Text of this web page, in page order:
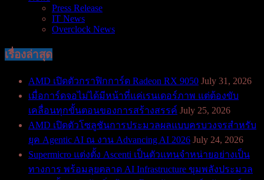
Press Release
IT News
Overclock News
เรื่องล่าสุด
AMD เปิดตัวกราฟิกการ์ด Radeon RX 9050 July 31, 2026
เมื่อการ์ดจอไม่ได้มีหน้าที่แค่เรนเดอร์ภาพ แต่ต้องขับ
เคลื่อนทุกขั้นตอนของการสร้างสรรค์ July 25, 2026
AMD เปิดตัวโซลูชันการประมวลผลแบบครบวงจรสำหรับ
ยุค Agentic AI ณ งาน Advancing AI 2026 July 24, 2026
Supermicro แต่งตั้ง Ascenti เป็นตัวแทนจำหน่ายอย่างเป็น
ทางการ พร้อมลุยตลาด AI Infrastructure ขุมพลังประมวล